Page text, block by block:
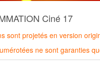
Ciné 17
sont projetés en version
ne sont garanties